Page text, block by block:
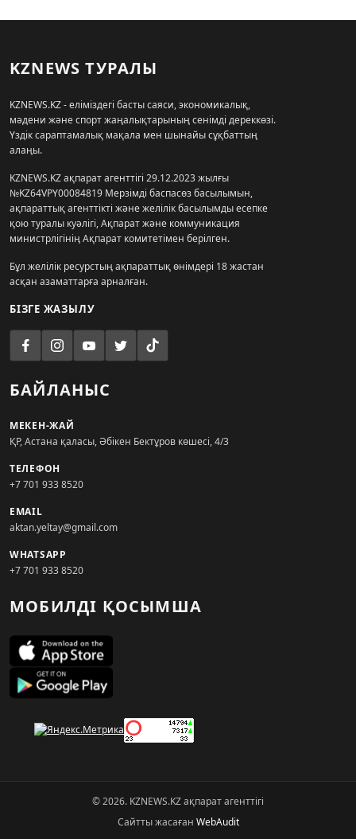
KZNEWS ТУРАЛЫ
KZNEWS.KZ - еліміздегі басты саяси, экономикалық,
мәдени және спорт жаңалықтарының сенімді дереккөзі.
Үздік сараптамалық мақала мен шынайы сұқбаттың
алаңы.
KZNEWS.KZ ақпарат агенттігі 29.12.2023 жылғы
№KZ64VPY00084819 Мерзімді баспасөз басылымын,
ақпараттық агенттікті және желілік басылымды есепке
қою туралы куәлігі, Ақпарат және коммуникация
министрлігінің Ақпарат комитетімен берілген.
Бұл желілік ресурстың ақпараттық өнімдері 18 жастан
асқан азаматтарға арналған.
БІЗГЕ ЖАЗЫЛУ
БАЙЛАНЫС
МЕКЕН-ЖАЙ
ҚР, Астана қаласы, Әбікен Бектұров көшесі, 4/3
ТЕЛЕФОН
+7 701 933 8520
EMAIL
aktan.yeltay@gmail.com
WHATSAPP
+7 701 933 8520
МОБИЛДІ ҚОСЫМША
© 2026. KZNEWS.KZ ақпарат агенттігі
Сайтты жасаған WebAudit